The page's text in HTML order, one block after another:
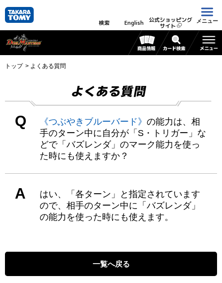
検索 English 公式ショッピング
サイト
メニュー
トップ よくある質問
よくある質問
Q 《つぶやきブルーバード》 の能力は、相
手のターン中に自分が「S・トリガー」な
どで「バズレンダ」のマーク能力を使っ
た時にも使えますか？
A
はい、「各ターン」と指定されています
ので、相手のターン中に「バズレンダ」
の能力を使った時にも使えます。
一覧へ戻る